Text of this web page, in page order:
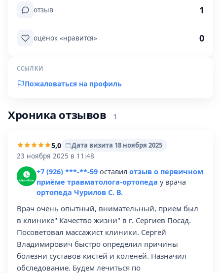
отзыв 1
оценок «нравится» 0
ССЫЛКИ
Пожаловаться на профиль
Хроника отзывов 1
5,0
Дата визита 18 ноября 2025
23 ноября 2025 в 11:48
+7 (926) ***-**-59 оставил отзыв о первичном
приёме травматолога-ортопеда у врача
ортопеда Чурилов С. В.
Врач очень опытный, внимательный, прием был
в клинике" Качество жизни" в г. Сергиев Посад.
Посоветовал массажист клиники. Сергей
Владимирович быстро определил причины
болезни суставов кистей и коленей. Назначил
обследование. Будем лечиться по